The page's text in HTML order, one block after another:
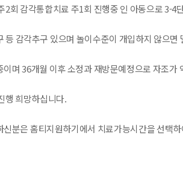
2회 감각통합치료 주1회 진행중 인 아동으로 3-
등 감각추구 있으며 놀이수준이 개입하지 않으
이며 36개월 이후 소정과 재방문예정으로 자조가
행 희망하십니다.
신분은 홈티지원하기에서 치료가능시간을 선택